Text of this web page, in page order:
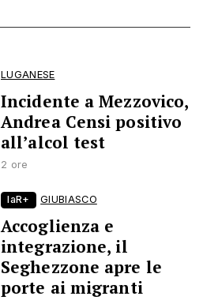
LUGANESE
Incidente a Mezzovico,
Andrea Censi positivo
all’alcol test
2 ore
laR+ GIUBIASCO
Accoglienza e
integrazione, il
Seghezzone apre le
porte ai migranti